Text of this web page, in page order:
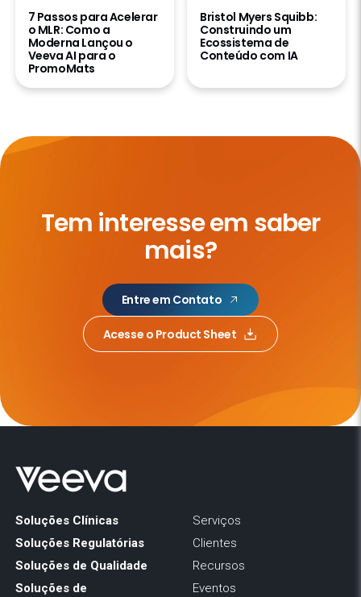
7 Passos para Acelerar
o MLR: Como a
Moderna Lançou o
Veeva AI para o
PromoMats
Bristol Myers Squibb:
Construindo um
Ecossistema de
Conteúdo com IA
Tem interesse em saber
mais?
Entre em Contato
Acesse o Product Sheet
Soluções Clínicas
Soluções Regulatórias
Soluções de Qualidade
Soluções de
Serviços
Clientes
Recursos
Eventos